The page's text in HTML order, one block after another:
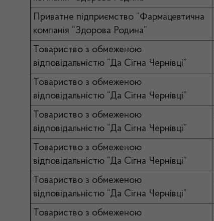
Приватне підприємство “Фармацевтична
компанія “Здорова Родина”
Товариство з обмеженою
відповідальністю “Да Сігна Чернівці”
Товариство з обмеженою
відповідальністю “Да Сігна Чернівці”
Товариство з обмеженою
відповідальністю “Да Сігна Чернівці”
Товариство з обмеженою
відповідальністю “Да Сігна Чернівці”
Товариство з обмеженою
відповідальністю “Да Сігна Чернівці”
Товариство з обмеженою